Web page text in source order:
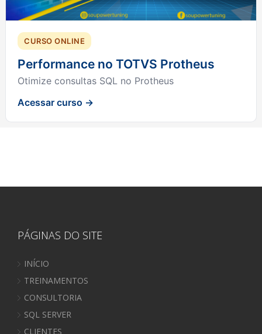
CURSO ONLINE
Performance no TOTVS Protheus
Otimize consultas SQL no Protheus
Acessar curso →
PÁGINAS DO SITE
INÍCIO
TREINAMENTOS
CONSULTORIA
SQL SERVER
CLIENTES